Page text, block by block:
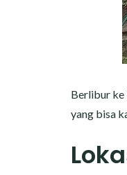
Berlibur ke
yang bisa